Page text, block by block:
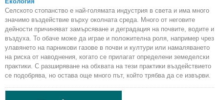
Селското стопанство е най-голямата индустрия в света и има много
значимо въздействие върху околната среда. Много от неговите
дейности причиняват замърсяване и деградация на почвите, водите и
въздуха. То обаче може да играе и положителна роля, например чрез
улавянето на парникови газове в почви и култури или намаляването
на риска от наводнения, когато се прилагат определени земеделски
практики. С разширяване на обхвата на тези практики въздействието
се подобрява, но остава още много път, който трябва да се извърви.